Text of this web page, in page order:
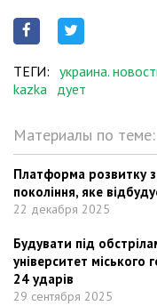
ТЕГИ: украина.
kazka дует
Материалы по теме:
Платформа розвитку
покоління, яке
22 декабря 2025
Будувати під
університет міського
24 ударів
29 сентября 2025